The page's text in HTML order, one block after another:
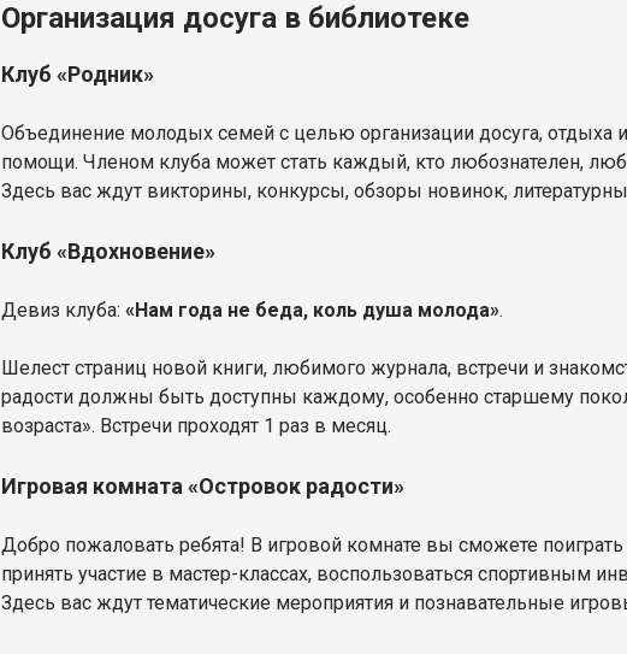
Организация досуга в библиотеке
Клуб «Родник»
Объединение молодых семей с целью организации досуга, отдыха
помощи. Членом клуба может стать каждый, кто любознателен,
Здесь вас ждут викторины, конкурсы, обзоры новинок,
Клуб «Вдохновение»
Девиз клуба:«Нам года не беда, коль душа молода».
Шелест страниц новой книги, любимого журнала, встречи и
радости должны быть доступны каждому, особенно старшему
возраста». Встречи проходят 1 раз в месяц.
Игровая комната «Островок радости»
Добро пожаловать ребята! В игровой комнате вы сможете
принять участие в мастер-классах, воспользоваться спортивным
Здесь вас ждут тематические мероприятия и познавательные